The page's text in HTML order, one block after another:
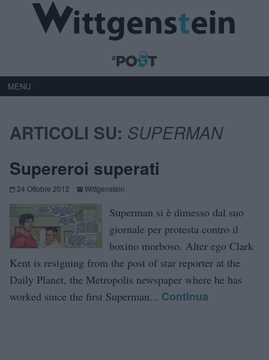
MENU
ARTICOLI SU: SUPERMAN
Supereroi superati
24 Ottobre 2012 Wittgenstein
Superman si è dimesso dal suo
giornale per protesta contro il
boxino morboso. Alter ego Clark
Kent is resigning from the post of star reporter at the
Daily Planet, the Metropolis newspaper where he has
worked since the first Superman... Continua